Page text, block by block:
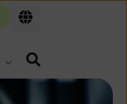
Show submenu for